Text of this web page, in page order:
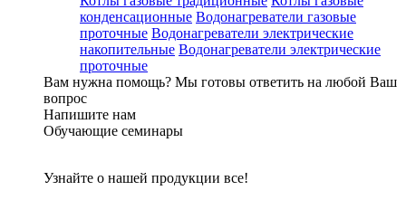
конденсационные Водонагреватели газовые
проточные Водонагреватели электрические
накопительные Водонагреватели электрические
проточные
Вам нужна помощь? Мы готовы ответить на любой Ваш
вопрос
Напишите нам
Обучающие семинары
Узнайте о нашей продукции все!